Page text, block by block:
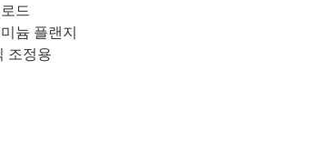
드
늄 플랜지
조정용